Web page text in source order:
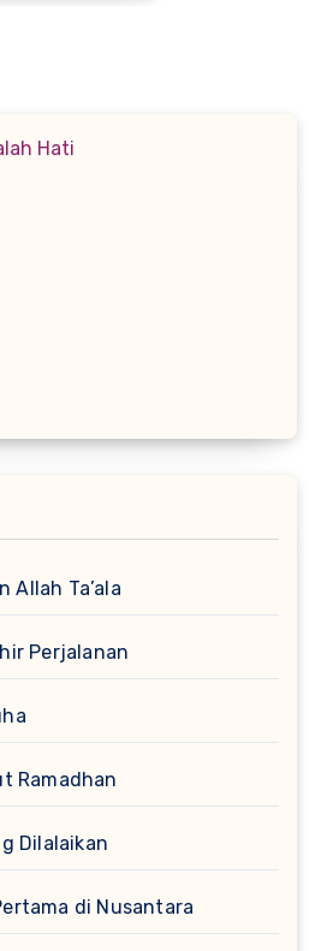
Allah Ta’ala
Perjalanan
Ramadhan
Dilalaikan
di Nusantara